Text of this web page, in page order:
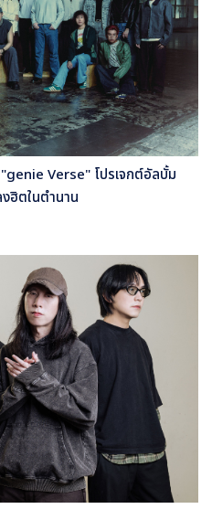
Verse" โปรเจกต์อัลบั้ม
ฮิตในตำนาน